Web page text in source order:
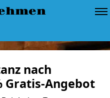
nach
Gratis-Angebot